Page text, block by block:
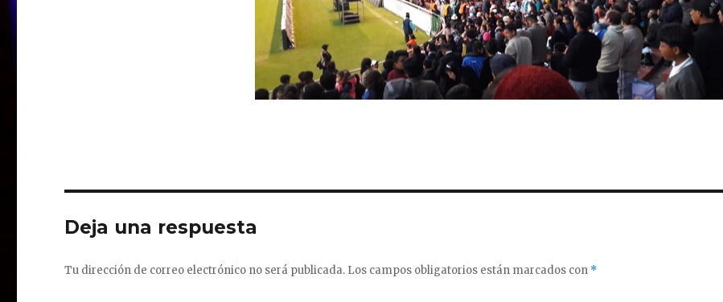
Deja una respuesta
Tu dirección de correo electrónico no será publicada. Los campos obligatorios están marcados con *